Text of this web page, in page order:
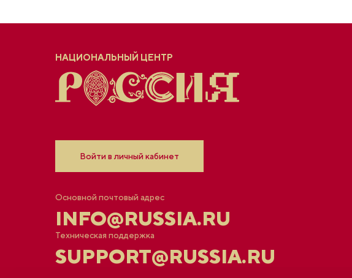
НАЦИОНАЛЬНЫЙ ЦЕНТР
Войти в личный кабинет
Основной почтовый адрес
INFO@RUSSIA.RU
Техническая поддержка
SUPPORT@RUSSIA.RU